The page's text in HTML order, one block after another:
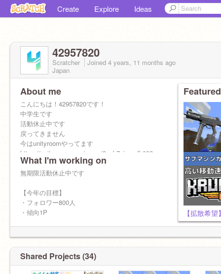
Create Explore Ideas
42957820
Scratcher Joined 4 years, 11 months ago
Japan
About me
こんにちは！42957820です！
中学生です
活動休止中です
戻ってきません
今はunityroomやってます
https://unityroom.com/users/3cab7piunmfk092zvx6e
宣伝OK
【実績】
・傾向8回
【スク友】（全員フォローして）
@NYA-MEN0123
@567_24
What I'm working on
無期限活動休止中です
【今年の目標】
・フォロワー800人
・傾向1P
【拡散希
Shared Projects (34)